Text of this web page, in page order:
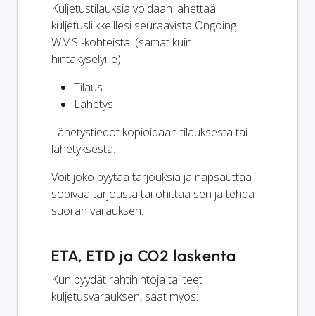
Kuljetustilauksia voidaan lähettää
kuljetusliikkeillesi seuraavista Ongoing
WMS -kohteista: (samat kuin
hintakyselyille):
Tilaus
Lähetys
Lähetystiedot kopioidaan tilauksesta tai
lähetyksestä.
Voit joko pyytää tarjouksia ja napsauttaa
sopivaa tarjousta tai ohittaa sen ja tehdä
suoran varauksen.
ETA, ETD ja CO2 laskenta
Kun pyydät rahtihintoja tai teet
kuljetusvarauksen, saat myös: